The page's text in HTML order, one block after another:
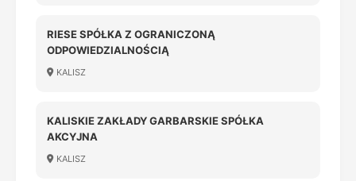
RIESE SPÓŁKA Z OGRANICZONĄ
ODPOWIEDZIALNOŚCIĄ
KALISZ
KALISKIE ZAKŁADY GARBARSKIE SPÓŁKA
AKCYJNA
KALISZ